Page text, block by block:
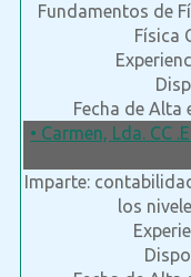
Fundamentos de
Física
Fecha de Alta
• Carmen, Lda. CC
Imparte:
los